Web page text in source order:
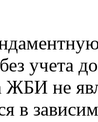
учета
ЖБИ не
в